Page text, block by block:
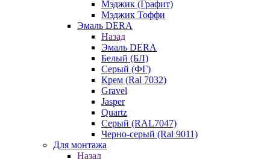
Мэджик (Графит)
Мэджик Тоффи
Эмаль DERA
Назад
Эмаль DERA
Белый (БЛ)
Серый (ФГ)
Крем (Ral 7032)
Gravel
Jasper
Quartz
Серый (RAL7047)
Черно-серый (Ral 9011)
Для монтажа
Назад